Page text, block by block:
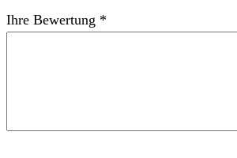
Ihre Bewertung *